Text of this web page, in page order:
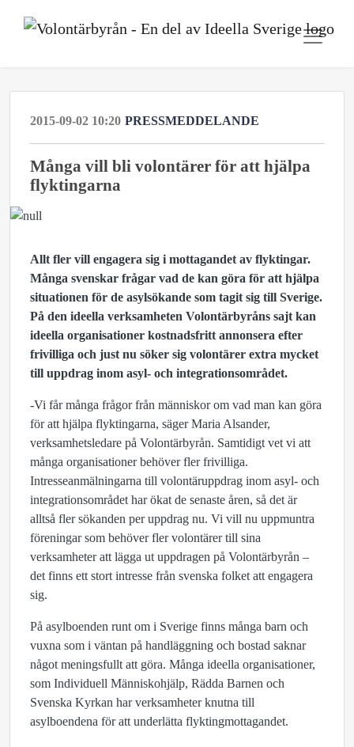
2015-09-02 10:20 PRESSMEDDELANDE
Många vill bli volontärer för att hjälpa
flyktingarna
Allt fler vill engagera sig i mottagandet av flyktingar.
Många svenskar frågar vad de kan göra för att hjälpa
situationen för de asylsökande som tagit sig till Sverige.
På den ideella verksamheten Volontärbyråns sajt kan
ideella organisationer kostnadsfritt annonsera efter
frivilliga och just nu söker sig volontärer extra mycket
till uppdrag inom asyl- och integrationsområdet.
-Vi får många frågor från människor om vad man kan göra
för att hjälpa flyktingarna, säger Maria Alsander,
verksamhetsledare på Volontärbyrån. Samtidigt vet vi att
många organisationer behöver fler frivilliga.
Intresseanmälningarna till volontäruppdrag inom asyl- och
integrationsområdet har ökat de senaste åren, så det är
alltså fler sökanden per uppdrag nu. Vi vill nu uppmuntra
föreningar som behöver fler volontärer till sina
verksamheter att lägga ut uppdragen på Volontärbyrån –
det finns ett stort intresse från svenska folket att engagera
sig.
På asylboenden runt om i Sverige finns många barn och
vuxna som i väntan på handläggning och bostad saknar
något meningsfullt att göra. Många ideella organisationer,
som Individuell Människohjälp, Rädda Barnen och
Svenska Kyrkan har verksamheter knutna till
asylboendena för att underlätta flyktingmottagandet.